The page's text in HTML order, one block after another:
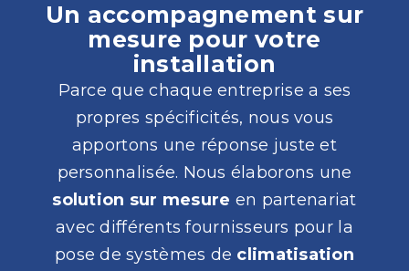
Un accompagnement sur
mesure pour votre
installation
Parce que chaque entreprise a ses
propres spécificités, nous vous
apportons une réponse juste et
personnalisée. Nous élaborons une
solution sur mesure en partenariat
avec différents fournisseurs pour la
pose de systèmes de climatisation